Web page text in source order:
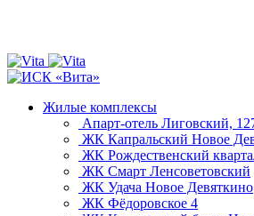
Жилые комплексы
Апарт-отель Лиговский,
ЖК Капральский Новое
ЖК Рождественский
ЖК Смарт Ленсоветовский
ЖК Удача Новое Девяткино
ЖК Фёдоровское 4